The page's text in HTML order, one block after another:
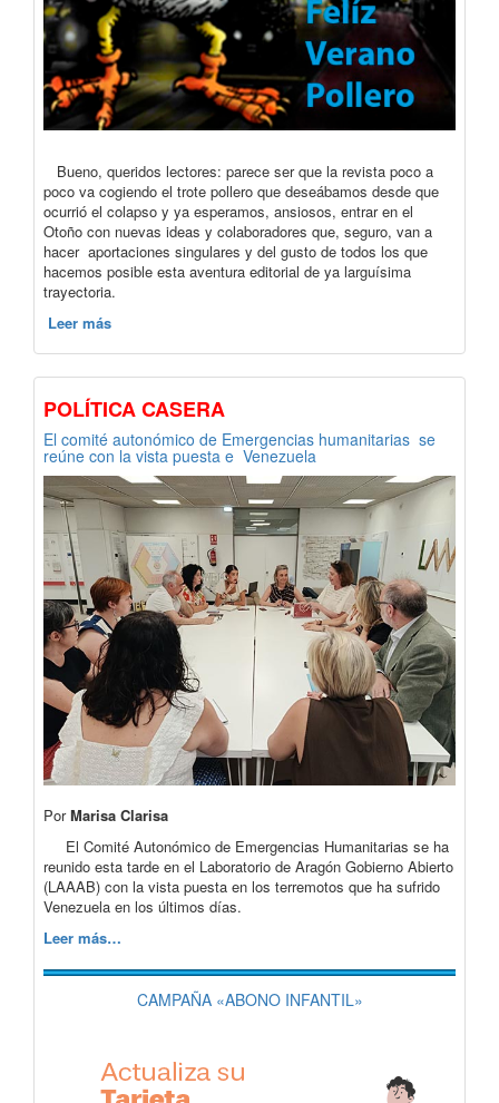
Bueno, queridos lectores: parece ser que la revista poco a
poco va cogiendo el trote pollero que deseábamos desde que
ocurrió el colapso y ya esperamos, ansiosos, entrar en el
Otoño con nuevas ideas y colaboradores que, seguro, van a
hacer aportaciones singulares y del gusto de todos los que
hacemos posible esta aventura editorial de ya larguísima
trayectoria.
Leer más
POLÍTICA CASERA
El comité autonómico de Emergencias humanitarias se
reúne con la vista puesta e Venezuela
PorMarisa Clarisa
El Comité Autonómico de Emergencias Humanitarias se ha
reunido esta tarde en el Laboratorio de Aragón Gobierno Abierto
(LAAAB) con la vista puesta en los terremotos que ha sufrido
Venezuela en los últimos días.
Leer más…
CAMPAÑA «ABONO INFANTIL»